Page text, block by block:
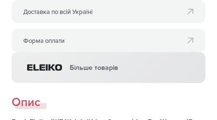
Доставка по всій Україні
Форма оплати
Більше товарів
Опис